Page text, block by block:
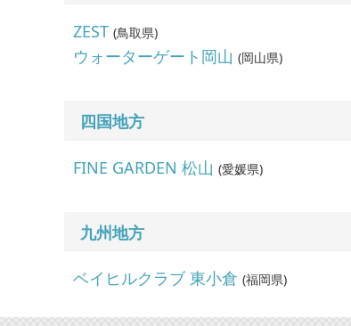
ZEST (鳥取県)
ウォーターゲート岡山 (岡山県)
四国地方
FINE GARDEN 松山 (愛媛県)
九州地方
ベイヒルクラブ 東小倉 (福岡県)